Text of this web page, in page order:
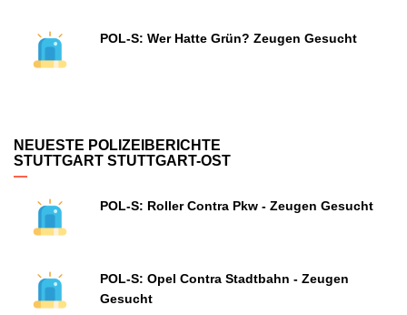
POL-S: Wer Hatte Grün? Zeugen Gesucht
NEUESTE POLIZEIBERICHTE
STUTTGART STUTTGART-OST
POL-S: Roller Contra Pkw - Zeugen Gesucht
POL-S: Opel Contra Stadtbahn - Zeugen
Gesucht